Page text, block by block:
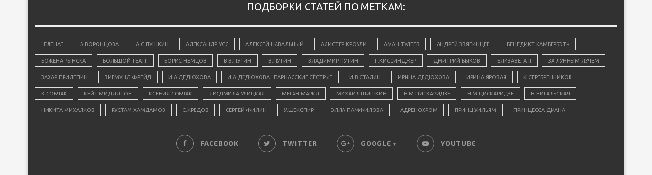
ПОДБОРКИ СТАТЕЙ ПО МЕТКАМ:
"ЕЛЕНА" А.ВОРОНЦОВА А.С.ПУШКИН АЛЕКСАНДР УСС АЛЕКСЕЙ НАВАЛЬНЫЙ АЛИСТЕР КРОУЛИ АМАН ТУЛЕЕВ АНДРЕЙ ЗВЯГИНЦЕВ БЕНЕДИКТ КАМБЕРБЭТЧ
БОЖЕНА РЫНСКА БОЛЬШОЙ ТЕАТР БОРИС НЕМЦОВ В.В.ПУТИН В.ПУТИН ВЛАДИМИР ПУТИН Г.КИССИНДЖЕР ДМИТРИЙ БЫКОВ ЕЛИЗАВЕТА II ЗА ЛУННЫМ ЛУЧЕМ
ЗАХАР ПРИЛЕПИН ЗИГМУНД ФРЕЙД И.А.ДЕДЮХОВА И.А.ДЕДЮХОВА "ПАРНАССКИЕ СЁСТРЫ" И.В.СТАЛИН ИРИНА ДЕДЮХОВА ИРИНА ЯРОВАЯ К.СЕРЕБРЕННИКОВ
К.СОБЧАК КЕЙТ МИДДЛТОН КСЕНИЯ СОБЧАК ЛЮДМИЛА УЛИЦКАЯ МЕГАН МАРКЛ МИХАИЛ ШИШКИН Н.М.ЦИСКАРИДЗЕ Н.М.ЦИСКАРИДЗЕ Н.НИГАЛЬСКАЯ
НИКИТА МИХАЛКОВ РУСТАМ ХАМДАМОВ С.КРЕДОВ СЕРГЕЙ ФИЛИН У.ШЕКСПИР ЭЛЛА ПАМФИЛОВА АДРЕНОХРОМ ПРИНЦ УИЛЬЯМ ПРИНЦЕССА ДИАНА
FACEBOOK TWITTER GOOGLE + YOUTUBE